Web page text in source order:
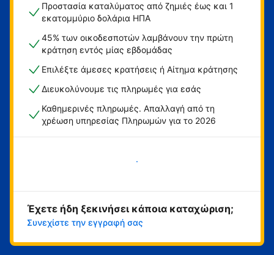
Προστασία καταλύματος από ζημιές έως και 1
εκατομμύριο δολάρια ΗΠΑ
45% των οικοδεσποτών λαμβάνουν την πρώτη
κράτηση εντός μίας εβδομάδας
Επιλέξτε άμεσες κρατήσεις ή Αίτημα κράτησης
Διευκολύνουμε τις πληρωμές για εσάς
Καθημερινές πληρωμές. Απαλλαγή από τη
χρέωση υπηρεσίας Πληρωμών για το 2026
Ξεκινήστε τώρα
Έχετε ήδη ξεκινήσει κάποια καταχώριση;
Συνεχίστε την εγγραφή σας